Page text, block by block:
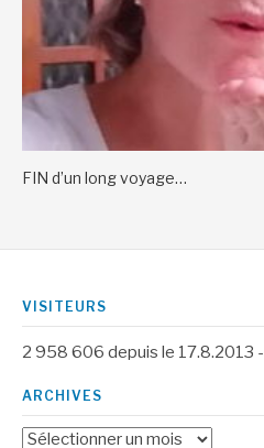
FIN d’un long voyage…
VISITEURS
2 958 606 depuis le 17.8.2013 -
ARCHIVES
Archives